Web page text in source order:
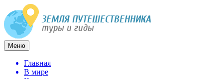
Меню
Главная
В мире